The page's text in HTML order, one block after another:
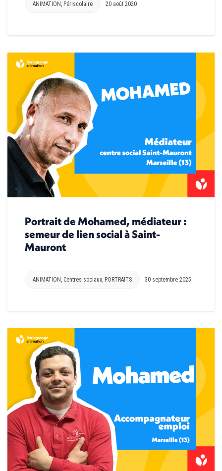
ANIMATION Périscolaire 20 août 2020
Portrait de Mohamed, médiateur :
semeur de lien social à Saint-
Mauront
ANIMATION , Centres sociaux, PORTRAITS 30 septembre 2025